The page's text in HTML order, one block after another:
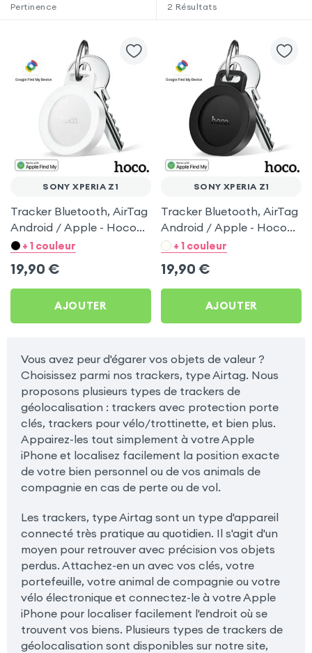
Pertinence 2 Résultats
SONY XPERIA Z1
Tracker Bluetooth, AirTag
Android / Apple - Hoco
Blanc pour Sony Xperia Z1
+ 1 couleur
19,90 €
AJOUTER
SONY XPERIA Z1
Tracker Bluetooth, AirTag
Android / Apple - Hoco
Noir pour Sony Xperia Z1
+ 1 couleur
19,90 €
AJOUTER
Vous avez peur d'égarer vos objets de valeur ?
Choisissez parmi nos trackers, type Airtag. Nous
proposons plusieurs types de trackers de
géolocalisation : trackers avec protection porte
clés, trackers pour vélo/trottinette, et bien plus.
Appairez-les tout simplement à votre Apple
iPhone et localisez facilement la position exacte
de votre bien personnel ou de vos animals de
compagnie en cas de perte ou de vol.
Les trackers, type Airtag sont un type d'appareil
connecté très pratique au quotidien. Il s'agit d'un
moyen pour retrouver avec précision vos objets
perdus. Attachez-en un avec vos clés, votre
portefeuille, votre animal de compagnie ou votre
vélo électronique et connectez-le à votre Apple
iPhone pour localiser facilement l'endroit où se
trouvent vos biens. Plusieurs types de trackers de
géolocalisation sont disponibles sur notre site,